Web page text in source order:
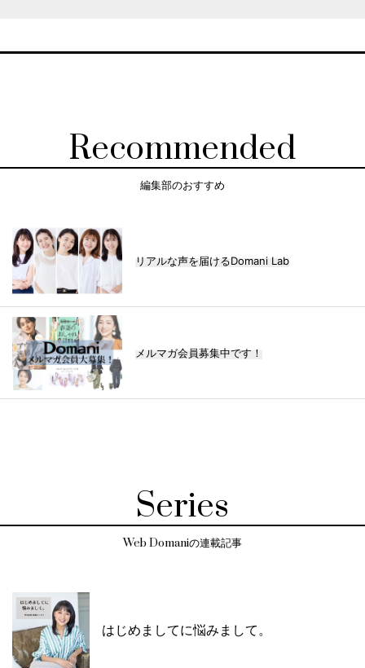
Recommended
編集部のおすすめ
リアルな声を届けるDomani Lab
メルマガ会員募集中です！
Series
Web Domaniの連載記事
はじめましてに悩みまして。